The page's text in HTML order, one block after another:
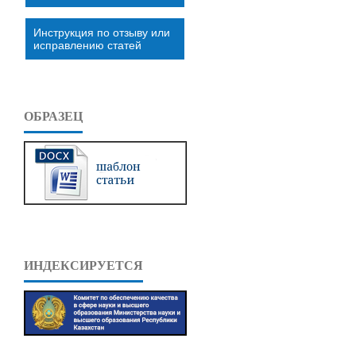
Инструкция по отзыву или
исправлению статей
ОБРАЗЕЦ
ИНДЕКСИРУЕТСЯ